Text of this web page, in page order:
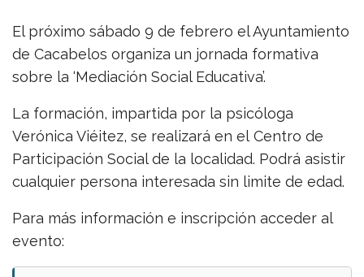
El próximo sábado 9 de febrero el Ayuntamiento
de Cacabelos organiza un jornada formativa
sobre la ‘Mediación Social Educativa’.
La formación, impartida por la psicóloga
Verónica Viéitez, se realizará en el Centro de
Participación Social de la localidad. Podrá asistir
cualquier persona interesada sin limite de edad.
Para más información e inscripción acceder al
evento: